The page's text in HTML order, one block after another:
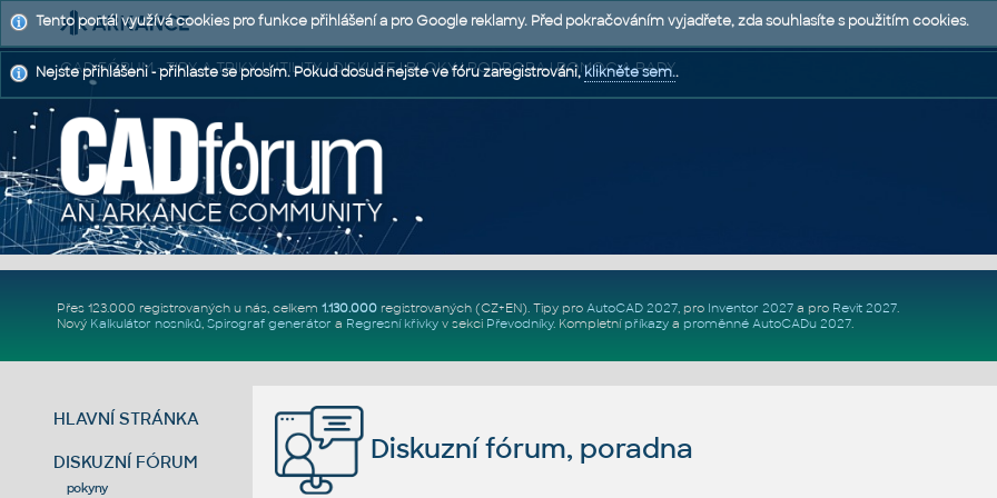
CAD FÓRUM - TIPY A TRIKY | UTILITY | DISKUZE | BLOKY | PODPORA | POMOC A RADY
Přes 123.000 registrovaných u nás, celkem 1.130.000registrovaných (CZ+EN). Tipy pro AutoCAD 2027, pro Inventor 2027a pro Revit 2027.
Nový Kalkulátor nosníků, Spirograf generátor a Regresní křivkyv sekci Převodníky. Kompletní příkazya proměnné AutoCADu 2027.
HLAVNÍ STRÁNKA
DISKUZNÍ FÓRUM
pokyny
Diskuzní fórum, poradna
Tento portál využívá cookies pro funkce přihlášení a pro Google reklamy. Před pokračováním vyjadřete, zda souhlasíte s použitím cookies.
Nejste přihlášeni - přihlaste se prosím. Pokud dosud nejste ve fóru zaregistrováni,klikněte sem..